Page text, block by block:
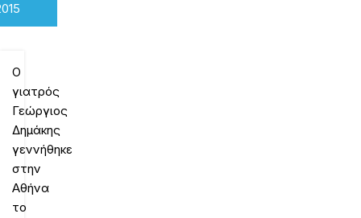
Ο
γιατρός
Γεώργιος
Δημάκης
γεννήθηκε
στην
Αθήνα
το